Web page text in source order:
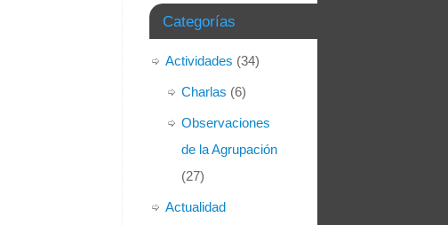
Categorías
Actividades (34)
Charlas (6)
Observaciones
de la Agrupación
(27)
Actualidad